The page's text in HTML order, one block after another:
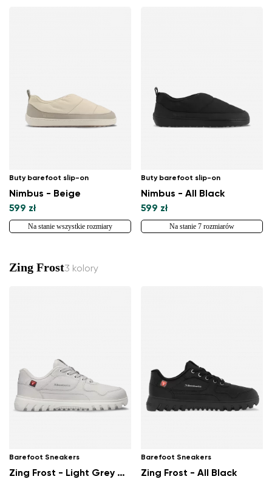
Buty barefoot slip-on
Nimbus - Beige
599 zł
Na stanie wszystkie rozmiary
Buty barefoot slip-on
Nimbus - All Black
599 zł
Na stanie 7 rozmiarów
Zing Frost3 kolory
Barefoot Sneakers
Zing Frost - Light Grey & White
Barefoot Sneakers
Zing Frost - All Black